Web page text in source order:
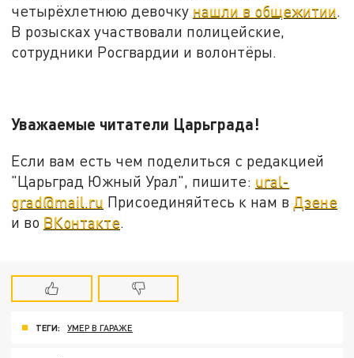
четырёхлетнюю девочку нашли в общежитии
В розысках участвовали полицейские,
сотрудники Росгвардии и волонтёры.
Уважаемые читатели Царьграда!
Если вам есть чем поделиться с редакцией
"Царьград Южный Урал", пишите: ural-
grad@mail.ru Присоединяйтесь к нам в Дзене
и во ВКонтакте
ТЕГИ: УМЕР В ГАРАЖЕ